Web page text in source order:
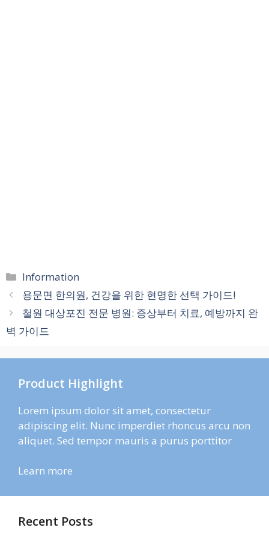
카
테
고
리
Information
용문면 한의원, 건강을 위한 현명한 선택 가이드!
철원 대상포진 전문 병원: 증상부터 치료, 예방까지 완
벽 가이드
Product Highlight
Lorem ipsum dolor sit amet, consectetur
adipiscing elit. Nunc imperdiet rhoncus arcu non
aliquet. Sed tempor mauris a purus porttitor
Learn more
Recent Posts